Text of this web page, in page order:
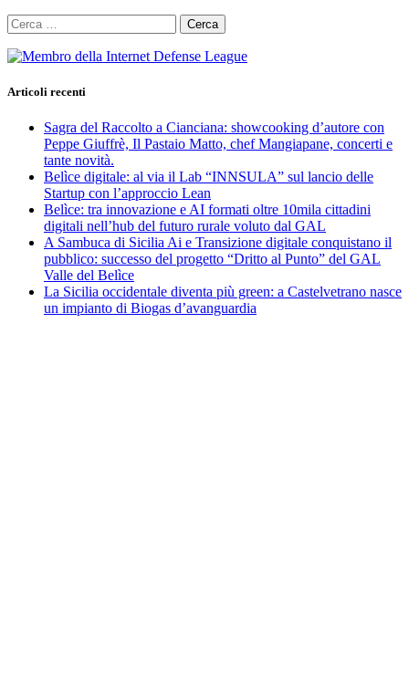
Ricerca
per:
Articoli recenti
Sagra del Raccolto a Cianciana: showcooking d’autore con
Peppe Giuffrè, Il Pastaio Matto, chef Mangiapane, concerti e
tante novità.
Belìce digitale: al via il Lab “INNSULA” sul lancio delle
Startup con l’approccio Lean
Belìce: tra innovazione e AI formati oltre 10mila cittadini
digitali nell’hub del futuro rurale voluto dal GAL
A Sambuca di Sicilia Ai e Transizione digitale conquistano il
pubblico: successo del progetto “Dritto al Punto” del GAL
Valle del Belìce
La Sicilia occidentale diventa più green: a Castelvetrano nasce
un impianto di Biogas d’avanguardia